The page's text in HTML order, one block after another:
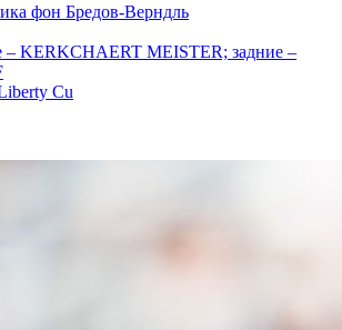
фон Бредов-Верндль
– KERKCHAERT MEISTER; задние –
Cu